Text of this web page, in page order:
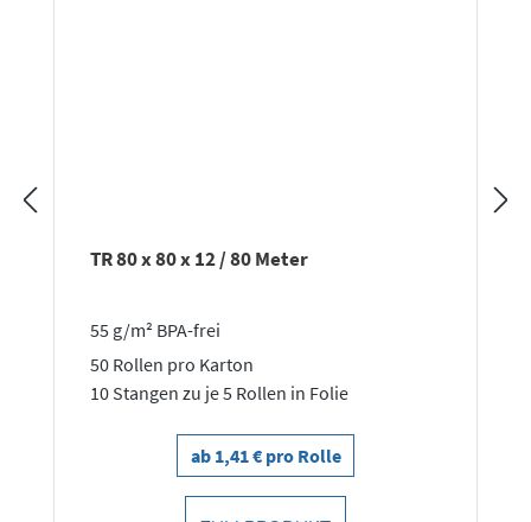
TR 80 x 80 x 12 / 80 Meter
55 g/m² BPA-frei
50 Rollen pro Karton
10 Stangen zu je 5 Rollen in Folie
ab 1,41 € pro Rolle